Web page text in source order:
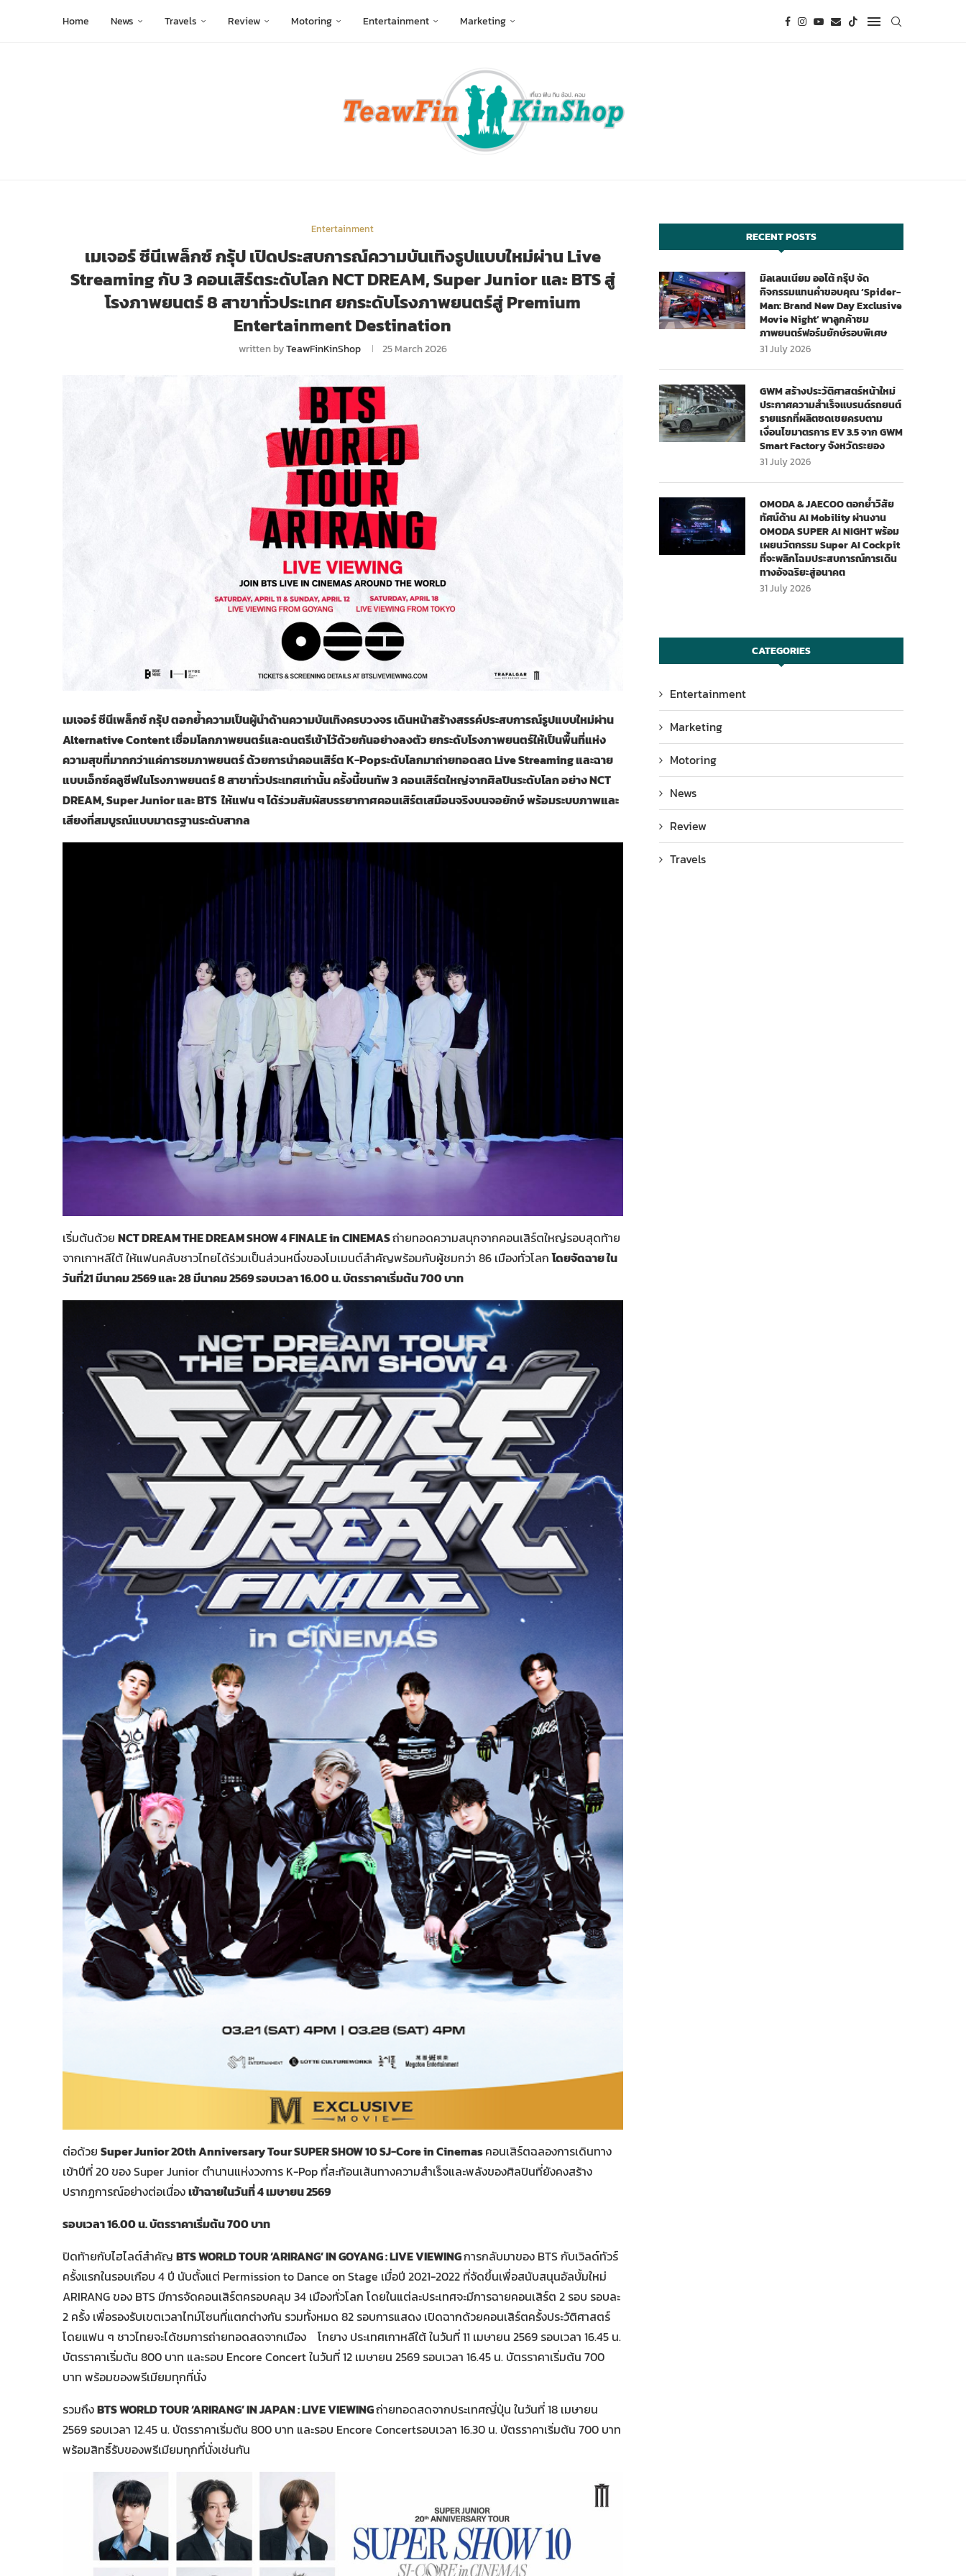
Home News Travels Review Motoring Entertainment Marketing
Entertainment
เมเจอร์ ซีนีเพล็กซ์ กรุ้ป เปิดประสบการณ์ความบันเทิงรูปแบบใหม่ผ่าน Live
Streaming กับ 3 คอนเสิร์ตระดับโลก NCT DREAM, Super Junior และ BTS สู่
โรงภาพยนตร์ 8 สาขาทั่วประเทศ ยกระดับโรงภาพยนตร์สู่ Premium
Entertainment Destination
written byTeawFinKinShop 25 March 2026
เมเจอร์ ซีนีเพล็กซ์ กรุ้ป ตอกย้ำความเป็นผู้นำด้านความบันเทิงครบวงจร เดินหน้าสร้างสรรค์ประสบการณ์รูปแบบใหม่ผ่าน
Alternative Content เชื่อมโลกภาพยนตร์และดนตรีเข้าไว้ด้วยกันอย่างลงตัว ยกระดับโรงภาพยนตร์ให้เป็นพื้นที่แห่ง
ความสุขที่มากกว่าแค่การชมภาพยนตร์ ด้วยการนำคอนเสิร์ต K-Popระดับโลกมาถ่ายทอดสด Live Streaming และฉาย
แบบเอ็กซ์คลูซีฟในโรงภาพยนตร์ 8 สาขาทั่วประเทศเท่านั้น ครั้งนี้ขนทัพ 3 คอนเสิร์ตใหญ่จากศิลปินระดับโลก อย่าง NCT
DREAM, Super Junior และ BTS ให้แฟน ๆ ได้ร่วมสัมผัสบรรยากาศคอนเสิร์ตเสมือนจริงบนจอยักษ์ พร้อมระบบภาพและ
เสียงที่สมบูรณ์แบบมาตรฐานระดับสากล
เริ่มต้นด้วย NCT DREAM THE DREAM SHOW 4 FINALE in CINEMASถ่ายทอดความสนุกจากคอนเสิร์ตใหญ่รอบสุดท้าย
จากเกาหลีใต้ ให้แฟนคลับชาวไทยได้ร่วมเป็นส่วนหนึ่งของโมเมนต์สำคัญพร้อมกับผู้ชมกว่า 86 เมืองทั่วโลกโดยจัดฉาย ใน
วันที่21 มีนาคม 2569 และ 28 มีนาคม 2569 รอบเวลา 16.00 น. บัตรราคาเริ่มต้น 700 บาท
ต่อด้วย Super Junior 20th Anniversary Tour SUPER SHOW 10 SJ-Core in Cinemasคอนเสิร์ตฉลองการเดินทาง
เข้าปีที่ 20 ของ Super Junior ตำนานแห่งวงการ K-Pop ที่สะท้อนเส้นทางความสำเร็จและพลังของศิลปินที่ยังคงสร้าง
ปรากฏการณ์อย่างต่อเนื่องเข้าฉายในวันที่ 4 เมษายน 2569
รอบเวลา16.00 น. บัตรราคาเริ่มต้น 700 บาท
ปิดท้ายกับไฮไลต์สำคัญ BTS WORLD TOUR ‘ARIRANG’ IN GOYANG : LIVE VIEWINGการกลับมาของ BTS กับเวิลด์ทัวร์
ครั้งแรกในรอบเกือบ 4 ปี นับตั้งแต่ Permission to Dance on Stage เมื่อปี 2021-2022 ที่จัดขึ้นเพื่อสนับสนุนอัลบั้มใหม่
ARIRANG ของ BTS มีการจัดคอนเสิร์ตครอบคลุม 34 เมืองทั่วโลก โดยในแต่ละประเทศจะมีการฉายคอนเสิร์ต 2 รอบ รอบละ
2 ครั้ง เพื่อรองรับเขตเวลาไทม์โซนที่แตกต่างกัน รวมทั้งหมด 82 รอบการแสดง เปิดฉากด้วยคอนเสิร์ตครั้งประวัติศาสตร์
โดยแฟน ๆ ชาวไทยจะได้ชมการถ่ายทอดสดจากเมือง โกยาง ประเทศเกาหลีใต้ ในวันที่ 11 เมษายน 2569 รอบเวลา 16.45 น.
บัตรราคาเริ่มต้น 800 บาท และรอบ Encore Concert ในวันที่ 12 เมษายน 2569 รอบเวลา 16.45 น. บัตรราคาเริ่มต้น 700
บาท พร้อมของพรีเมียมทุกที่นั่ง
รวมถึงBTS WORLD TOUR ‘ARIRANG’ IN JAPAN : LIVE VIEWINGถ่ายทอดสดจากประเทศญี่ปุ่น ในวันที่ 18 เมษายน
2569 รอบเวลา 12.45 น. บัตรราคาเริ่มต้น 800 บาท และรอบ Encore Concertรอบเวลา 16.30 น. บัตรราคาเริ่มต้น 700 บาท
พร้อมสิทธิ์รับของพรีเมียมทุกที่นั่งเช่นกัน
RECENT POSTS
มิลเลนเนียม ออโต้ กรุ๊ป จัด
กิจกรรมแทนคำขอบคุณ ‘Spider-
Man: Brand New Day Exclusive
Movie Night’ พาลูกค้าชม
ภาพยนตร์ฟอร์มยักษ์รอบพิเศษ
31 July 2026
GWM สร้างประวัติศาสตร์หน้าใหม่
ประกาศความสำเร็จแบรนด์รถยนต์
รายแรกที่ผลิตชดเชยครบตาม
เงื่อนไขมาตรการ EV 3.5 จาก GWM
Smart Factory จังหวัดระยอง
31 July 2026
OMODA & JAECOO ตอกย้ำวิสัย
ทัศน์ด้าน AI Mobility ผ่านงาน
OMODA SUPER AI NIGHT พร้อม
เผยนวัตกรรม Super AI Cockpit
ที่จะพลิกโฉมประสบการณ์การเดิน
ทางอัจฉริยะสู่อนาคต
31 July 2026
CATEGORIES
Entertainment
Marketing
Motoring
News
Review
Travels